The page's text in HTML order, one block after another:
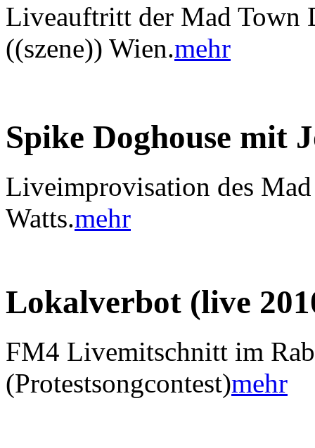
Liveauftritt der Mad Town
((szene)) Wien.mehr
Spike Doghouse mit
Liveimprovisation des
Watts.mehr
Lokalverbot (live
FM4 Livemitschnitt im
(Protestsongcontest)mehr